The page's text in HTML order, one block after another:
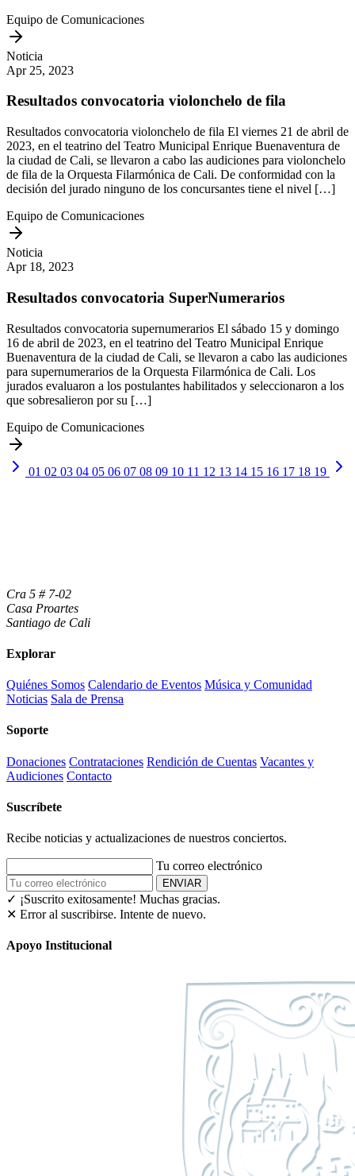
Equipo de Comunicaciones
Noticia
Apr 25, 2023
Resultados convocatoria violonchelo de fila
Resultados convocatoria violonchelo de fila El viernes 21 de abril de
2023, en el teatrino del Teatro Municipal Enrique Buenaventura de
la ciudad de Cali, se llevaron a cabo las audiciones para violonchelo
de fila de la Orquesta Filarmónica de Cali. De conformidad con la
decisión del jurado ninguno de los concursantes tiene el nivel […]
Equipo de Comunicaciones
Noticia
Apr 18, 2023
Resultados convocatoria SuperNumerarios
Resultados convocatoria supernumerarios El sábado 15 y domingo
16 de abril de 2023, en el teatrino del Teatro Municipal Enrique
Buenaventura de la ciudad de Cali, se llevaron a cabo las audiciones
para supernumerarios de la Orquesta Filarmónica de Cali. Los
jurados evaluaron a los postulantes habilitados y seleccionaron a los
que sobresalieron por su […]
Equipo de Comunicaciones
01 02 03 04 05 06 07 08 09 10 11 12 13 14 15 16 17 18 19
Cra 5 # 7-02
Casa Proartes
Santiago de Cali
Explorar
Quiénes Somos Calendario de Eventos Música y Comunidad
Noticias Sala de Prensa
Soporte
Donaciones Contrataciones Rendición de Cuentas Vacantes y
Audiciones Contacto
Suscríbete
Recibe noticias y actualizaciones de nuestros conciertos.
Tu correo electrónico
ENVIAR
✓ ¡Suscrito exitosamente! Muchas gracias.
✕ Error al suscribirse. Intente de nuevo.
Apoyo Institucional